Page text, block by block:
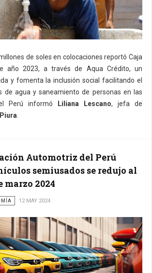
de soles en colocaciones reportó Caja
año 2023, a través de Aqua Crédito, un
y fomenta la inclusión social facilitando el
de agua y saneamiento de personas en las
Perú informó
Liliana Lescano, jefa de
Automotriz del Perú
semiusados se redujo al
marzo 2024
12 MAY 2024